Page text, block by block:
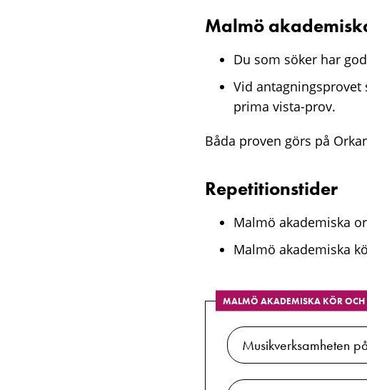
Malmö
Du som söker har
Vid
prima vista-prov.
Båda proven görs på
Repetitionstider
Malmö akademiska
Malmö akademiska
MALMÖ AKADEMISKA KÖR OCH
Musikverksamheten